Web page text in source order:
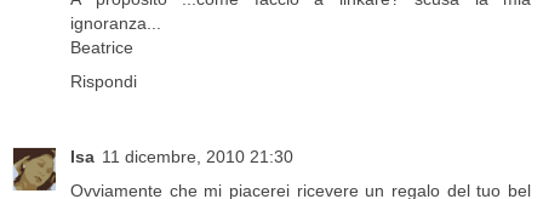
ignoranza...
Beatrice
Rispondi
Isa 11 dicembre, 2010 21:30
Ovviamente che mi piacerei ricevere un regalo del tuo bel